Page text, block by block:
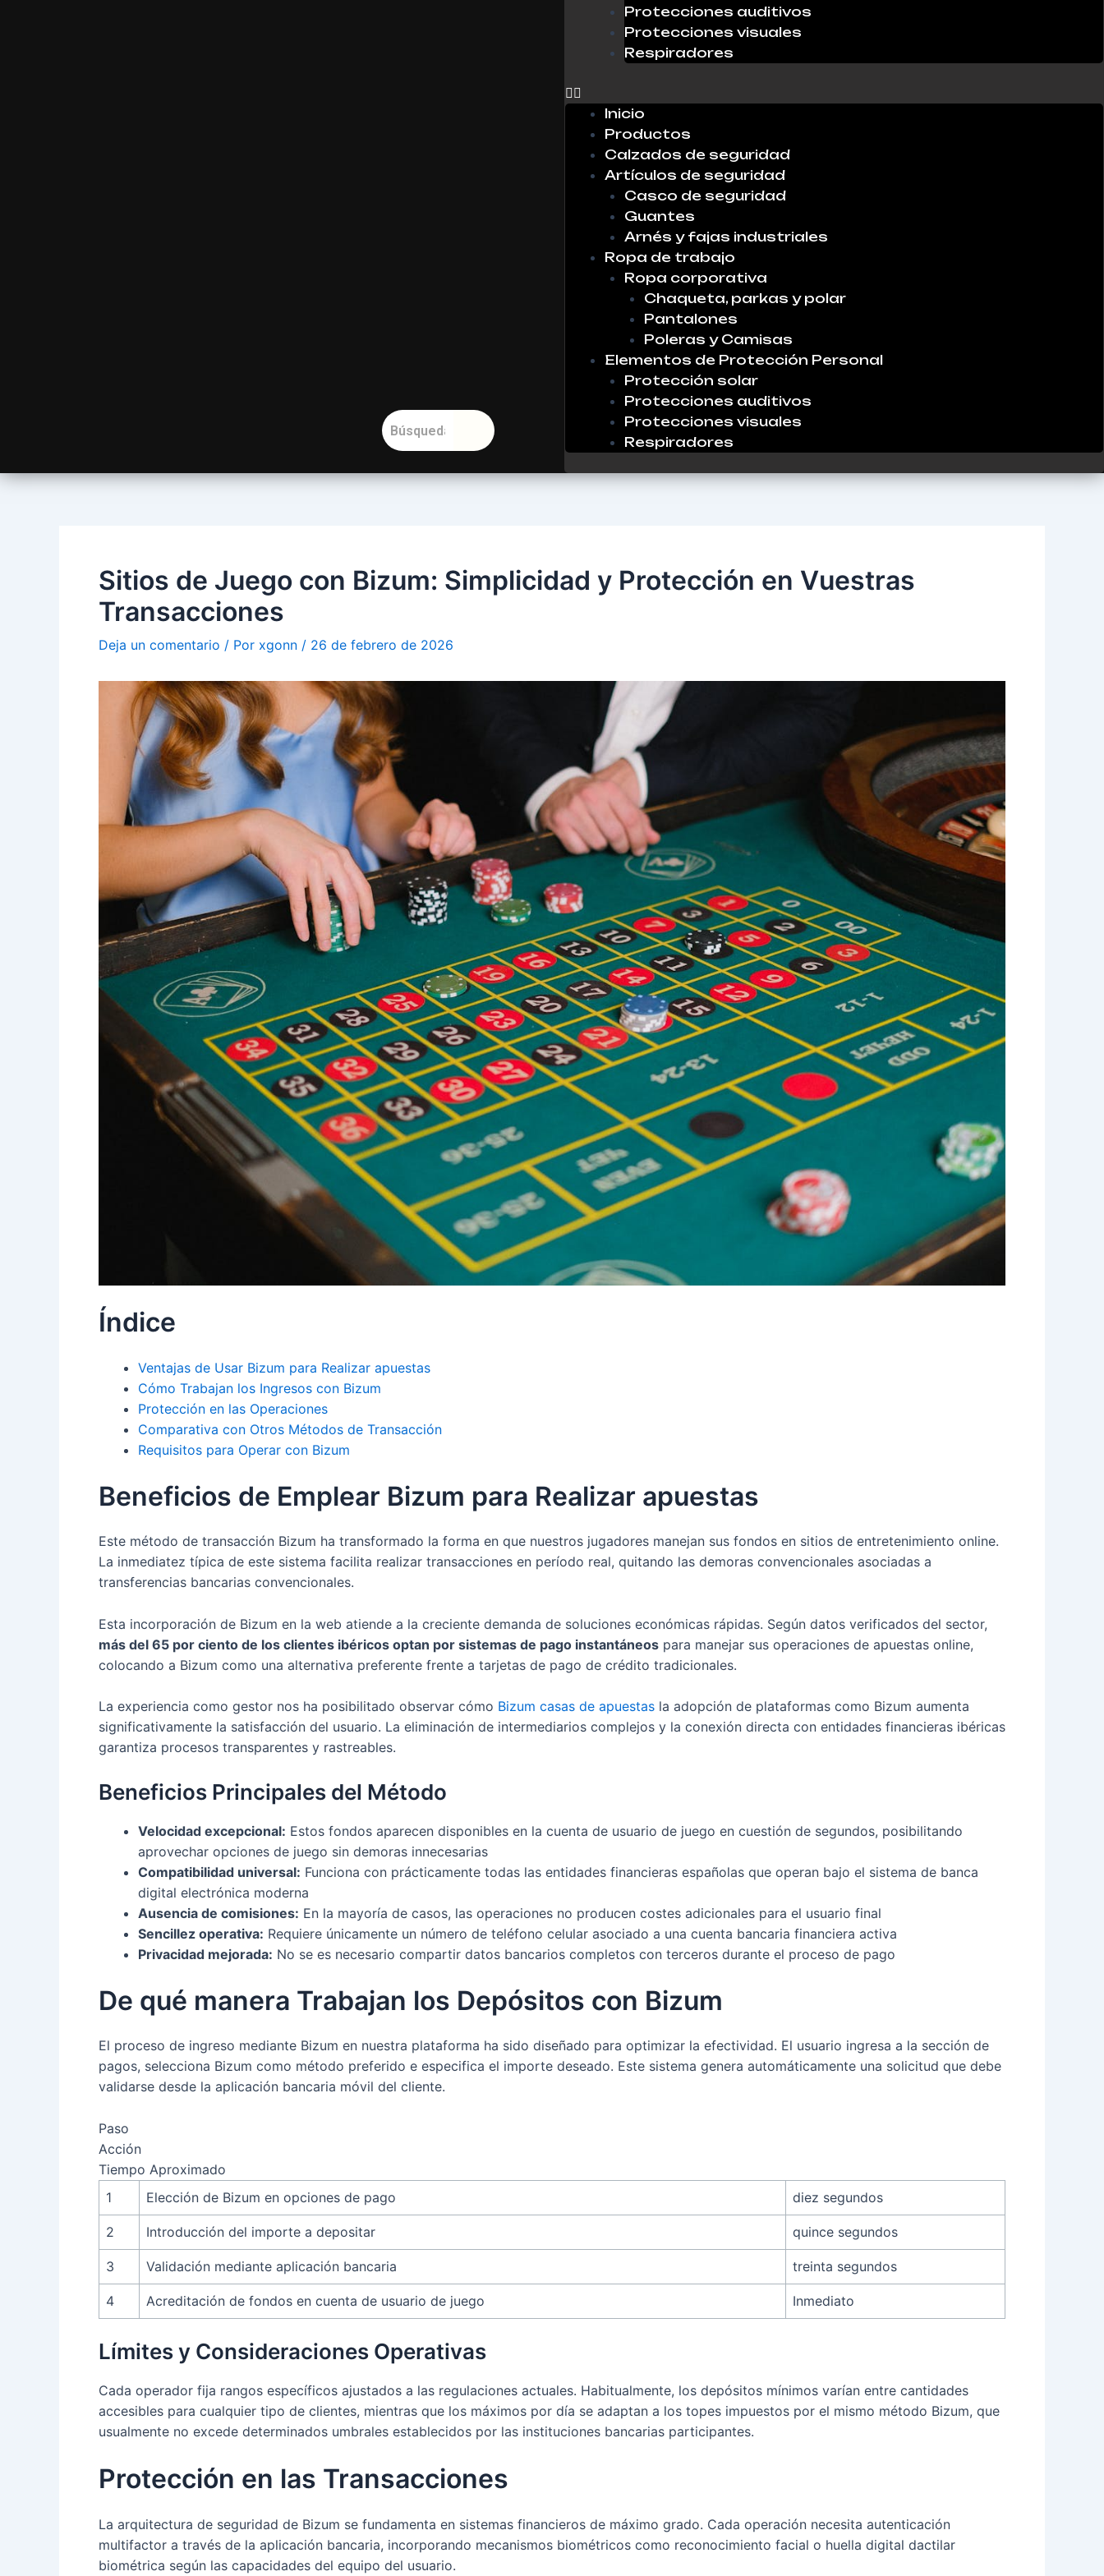
Protecciones auditivos
Protecciones visuales
Respiradores
Inicio
Productos
Calzados de seguridad
Artículos de seguridad
Casco de seguridad
Guantes
Arnés y fajas industriales
Ropa de trabajo
Ropa corporativa
Chaqueta, parkas y polar
Pantalones
Poleras y Camisas
Elementos de Protección Personal
Protección solar
Protecciones auditivos
Protecciones visuales
Respiradores
Sitios de Juego con Bizum: Simplicidad y Protección en Vuestras
Transacciones
Deja un comentario / Por xgonn / 26 de febrero de 2026
Índice
Ventajas de Usar Bizum para Realizar apuestas
Cómo Trabajan los Ingresos con Bizum
Protección en las Operaciones
Comparativa con Otros Métodos de Transacción
Requisitos para Operar con Bizum
Beneficios de Emplear Bizum para Realizar apuestas
Este método de transacción Bizum ha transformado la forma en que nuestros jugadores manejan sus fondos en sitios de entretenimiento online.
La inmediatez típica de este sistema facilita realizar transacciones en período real, quitando las demoras convencionales asociadas a
transferencias bancarias convencionales.
Esta incorporación de Bizum en la web atiende a la creciente demanda de soluciones económicas rápidas. Según datos verificados del sector,
más del 65 por ciento de los clientes ibéricos optan por sistemas de pago instantáneos para manejar sus operaciones de apuestas online,
colocando a Bizum como una alternativa preferente frente a tarjetas de pago de crédito tradicionales.
La experiencia como gestor nos ha posibilitado observar cómo Bizum casas de apuestas la adopción de plataformas como Bizum aumenta
significativamente la satisfacción del usuario. La eliminación de intermediarios complejos y la conexión directa con entidades financieras ibéricas
garantiza procesos transparentes y rastreables.
Beneficios Principales del Método
Velocidad excepcional: Estos fondos aparecen disponibles en la cuenta de usuario de juego en cuestión de segundos, posibilitando
aprovechar opciones de juego sin demoras innecesarias
Compatibilidad universal: Funciona con prácticamente todas las entidades financieras españolas que operan bajo el sistema de banca
digital electrónica moderna
Ausencia de comisiones: En la mayoría de casos, las operaciones no producen costes adicionales para el usuario final
Sencillez operativa: Requiere únicamente un número de teléfono celular asociado a una cuenta bancaria financiera activa
Privacidad mejorada: No se es necesario compartir datos bancarios completos con terceros durante el proceso de pago
De qué manera Trabajan los Depósitos con Bizum
El proceso de ingreso mediante Bizum en nuestra plataforma ha sido diseñado para optimizar la efectividad. El usuario ingresa a la sección de
pagos, selecciona Bizum como método preferido e especifica el importe deseado. Este sistema genera automáticamente una solicitud que debe
validarse desde la aplicación bancaria móvil del cliente.
Paso
Acción
Tiempo Aproximado
1
Elección de Bizum en opciones de pago diez segundos
2 Introducción del importe a depositar quince segundos
3 Validación mediante aplicación bancaria treinta segundos
4 Acreditación de fondos en cuenta de usuario de juego Inmediato
Límites y Consideraciones Operativas
Cada operador fija rangos específicos ajustados a las regulaciones actuales. Habitualmente, los depósitos mínimos varían entre cantidades
accesibles para cualquier tipo de clientes, mientras que los máximos por día se adaptan a los topes impuestos por el mismo método Bizum, que
usualmente no excede determinados umbrales establecidos por las instituciones bancarias participantes.
Protección en las Transacciones
La arquitectura de seguridad de Bizum se fundamenta en sistemas financieros de máximo grado. Cada operación necesita autenticación
multifactor a través de la aplicación bancaria, incorporando mecanismos biométricos como reconocimiento facial o huella digital dactilar
biométrica según las capacidades del equipo del usuario.